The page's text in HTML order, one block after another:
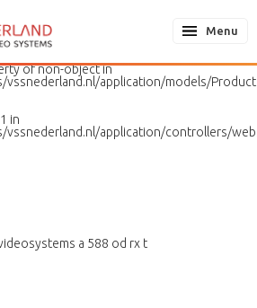
in
vssnederland.nl/application/models/
of non-object in
vssnederland.nl/application/models/
in
vssnederland.nl/application/controllers/
Menu
a 588 od rx t